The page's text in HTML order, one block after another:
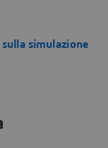
sulla simulazione